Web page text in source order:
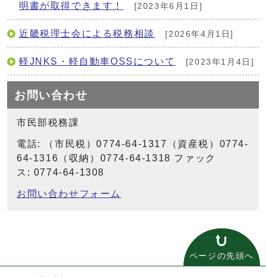
明書が取得できます！
[2023年6月1日]
近畿税理士会による税務相談 [2026年4月1日]
軽JNKS・軽自動車OSSについて [2023年1月4日]
お問い合わせ
市民部税務課
電話: （市民税）0774-64-1317（資産税）0774-
64-1316（収納）0774-64-1318 ファック
ス: 0774-64-1308
お問い合わせフォーム
ページの先頭へ